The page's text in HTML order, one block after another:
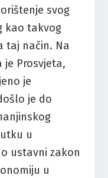
svog
kao takvog
taj način. Na
Prosvjeta,
je
je do
u
ustavni zakon
u